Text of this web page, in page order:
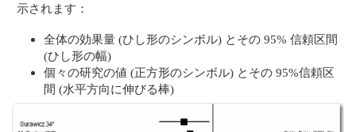
示されます：
全体の効果量 (ひし形のシンボル) とその 95% 信頼区間
(ひし形の幅)
個々の研究の値 (正方形のシンボル) とその 95%信頼区
間 (水平方向に伸びる棒)